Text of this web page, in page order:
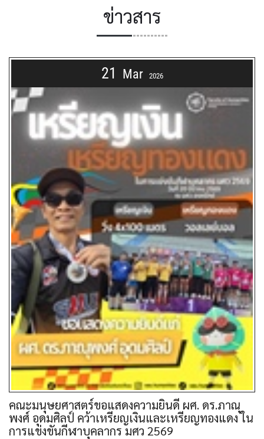
ข่าวสาร
21 Mar 2026
คณะมนุษยศาสตร์ขอแสดงความยินดี ผศ. ดร.ภาณุ
พงศ์ อุดมศิลป์ คว้าเหรียญเงินและเหรียญทองแดง ใน
การแข่งขันกีฬาบุคลากร มศว 2569